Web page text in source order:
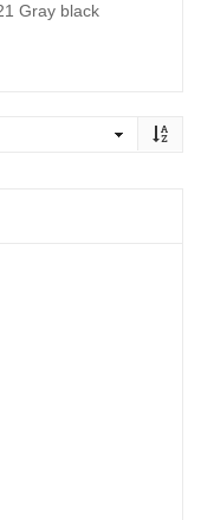
Gray black